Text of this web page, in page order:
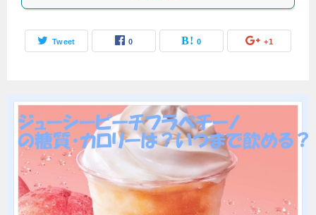
Tweet 0 0 +1